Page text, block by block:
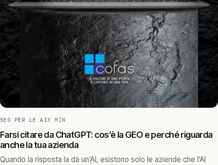
SEO PER LE AI8 MIN
Farsi citare da ChatGPT: cos’è la GEO e perché riguarda
anche la tua azienda
Quando la risposta la dà un’AI, esistono solo le aziende che l’AI